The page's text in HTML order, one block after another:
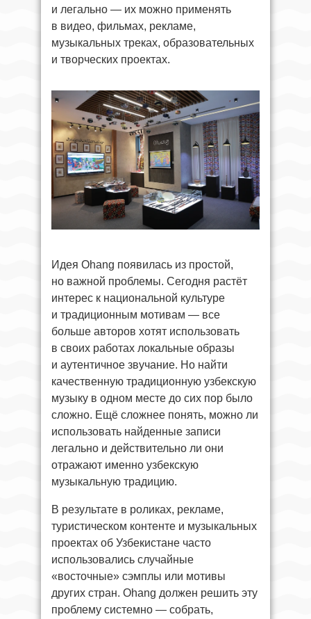
и легально — их можно применять
в видео, фильмах, рекламе,
музыкальных треках, образовательных
и творческих проектах.
Идея Ohang появилась из простой,
но важной проблемы. Сегодня растёт
интерес к национальной культуре
и традиционным мотивам — все
больше авторов хотят использовать
в своих работах локальные образы
и аутентичное звучание. Но найти
качественную традиционную узбекскую
музыку в одном месте до сих пор было
сложно. Ещё сложнее понять, можно ли
использовать найденные записи
легально и действительно ли они
отражают именно узбекскую
музыкальную традицию.
В результате в роликах, рекламе,
туристическом контенте и музыкальных
проектах об Узбекистане часто
использовались случайные
«восточные» сэмплы или мотивы
других стран. Ohang должен решить эту
проблему системно — собрать,